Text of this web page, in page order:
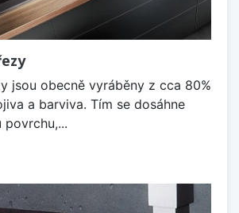
jsou obecně vyráběny z cca 80%
a barviva. Tím se dosáhne
povrchu,...